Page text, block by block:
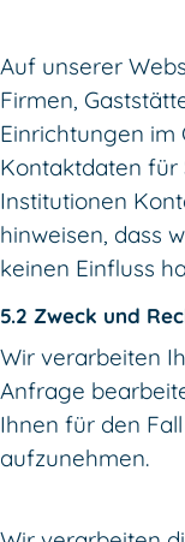
Auf unserer
Firmen,
Einrichtungen im
Kontaktdaten für
Institutionen
hinweisen, dass
keinen Einfluss
5.2 Zweck und
Wir verarbeiten
Anfrage
Ihnen für den
aufzunehmen.